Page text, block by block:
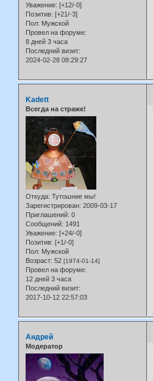
Уважение: [+12/-0]
Позитив: [+21/-3]
Пол: Мужской
Провел на форуме:
8 дней 3 часа
Последний визит:
2024-02-28 08:29:27
Kadett
Всегда на страже!
Откуда: Тутошние мы!
Зарегистрирован: 2009-03-17
Приглашений: 0
Сообщений: 1491
Уважение: [+24/-0]
Позитив: [+1/-0]
Пол: Мужской
Возраст: 52 [1974-01-14]
Провел на форуме:
12 дней 3 часа
Последний визит:
2017-10-12 22:57:03
Андрей
Модератор